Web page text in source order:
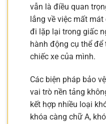
vẫn là điều quan
lắng về việc mất
đi lặp lại trong giấc
hành động cụ thể
chiếc xe của mình.
Các biện pháp bảo
vai trò nền tảng
kết hợp nhiều loại
khóa càng chữ A,